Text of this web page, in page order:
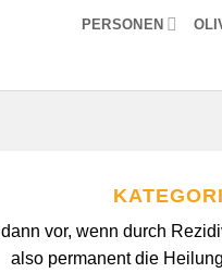
PERSONEN
vor, wenn durch
also permanent die